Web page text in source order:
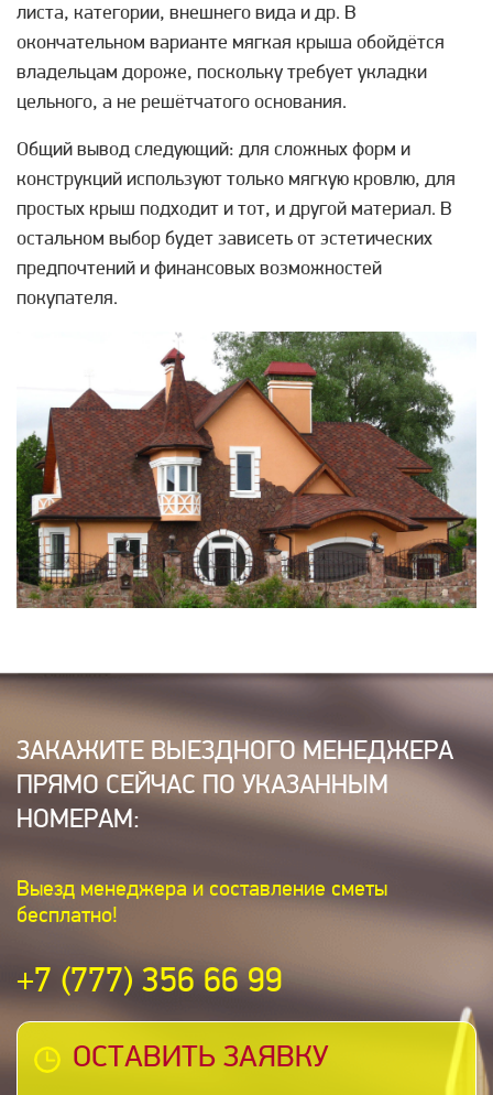
листа, категории, внешнего вида и др. В
окончательном варианте мягкая крыша обойдётся
владельцам дороже, поскольку требует укладки
цельного, а не решётчатого основания.
Общий вывод следующий: для сложных форм и
конструкций используют только мягкую кровлю, для
простых крыш подходит и тот, и другой материал. В
остальном выбор будет зависеть от эстетических
предпочтений и финансовых возможностей
покупателя.
ЗАКАЖИТЕ ВЫЕЗДНОГО МЕНЕДЖЕРА
ПРЯМО СЕЙЧАС ПО УКАЗАННЫМ
НОМЕРАМ:
Выезд менеджера и составление сметы
бесплатно!
+7 (777) 356 66 99
ОСТАВИТЬ ЗАЯВКУ